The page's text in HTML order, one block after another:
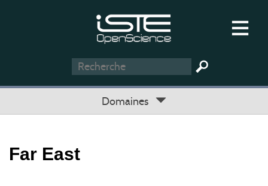
Domaines
Far East